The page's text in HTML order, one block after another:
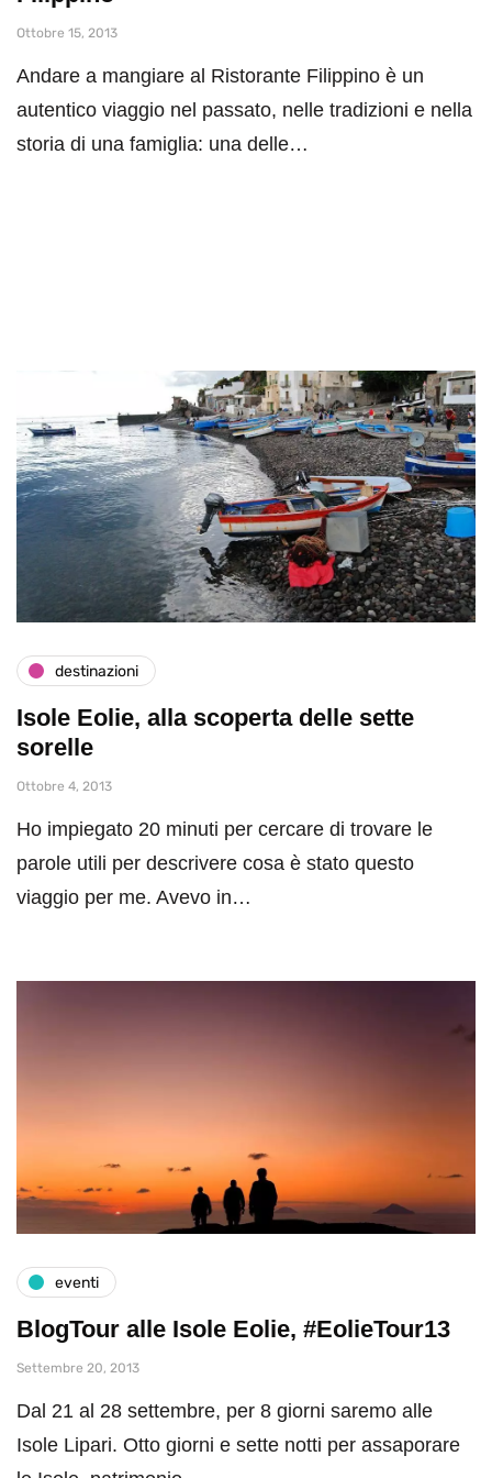
Ottobre 15, 2013
Andare a mangiare al Ristorante Filippino è un
autentico viaggio nel passato, nelle tradizioni e nella
storia di una famiglia: una delle…
destinazioni
Isole Eolie, alla scoperta delle sette
sorelle
Ottobre 4, 2013
Ho impiegato 20 minuti per cercare di trovare le
parole utili per descrivere cosa è stato questo
viaggio per me. Avevo in…
eventi
BlogTour alle Isole Eolie, #EolieTour13
Settembre 20, 2013
Dal 21 al 28 settembre, per 8 giorni saremo alle
Isole Lipari. Otto giorni e sette notti per assaporare